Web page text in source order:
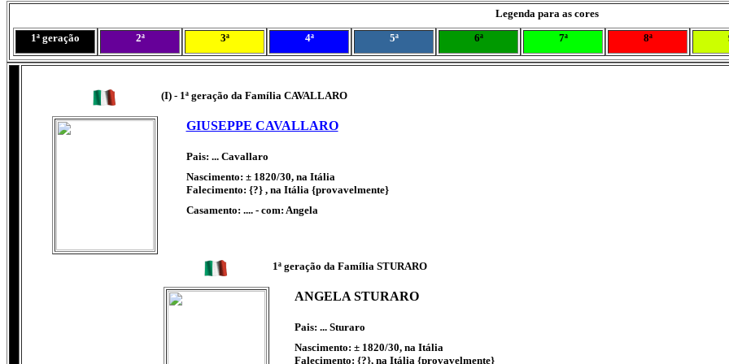
Legenda para as cores
1ª geração
2ª 3ª 4ª 5ª 6ª 7ª 8ª
(I) - 1ª geração da Família CAVALLARO
GIUSEPPE CAVALLARO
Pais: ... Cavallaro
Nascimento: ± 1820/30, na Itália
Falecimento: {?} , na Itália {provavelmente}
Casamento: .... - com: Angela
1ª geração da Família STURARO
ANGELA STURARO
Pais: ... Sturaro
Nascimento: ± 1820/30, na Itália
Falecimento: {?}, na Itália {provavelmente}